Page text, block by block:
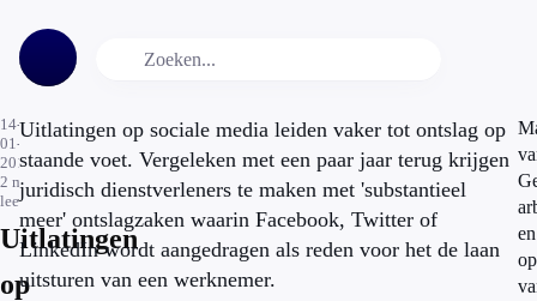
14-
01-
2015
2 min.
leestijd
Uitlatingen
op
Uitlatingen op sociale media leiden vaker tot ontslag op
staande voet. Vergeleken met een paar jaar terug krijgen
juridisch dienstverleners te maken met 'substantieel
meer' ontslagzaken waarin Facebook, Twitter of
LinkedIn wordt aangedragen als reden voor het de laan
uitsturen van een werknemer.
en